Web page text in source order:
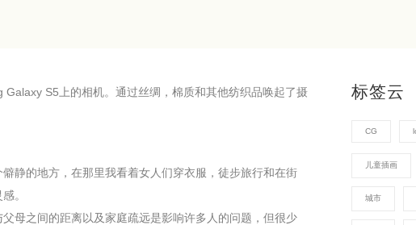
S5上的相机。通过丝绸，棉质和其他纺织品唤起了摄
静的地方，在那里我看着女人们穿衣服，徒步旅行和在街
。
母之间的距离以及家庭疏远是影响许多人的问题，但很少
标签云
CG
儿童插画
城市